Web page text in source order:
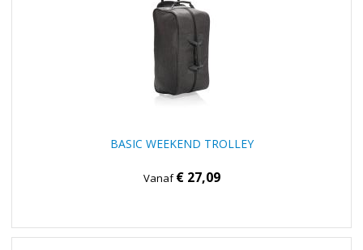
BASIC WEEKEND TROLLEY
Vanaf€ 27,09